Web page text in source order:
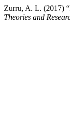
Zurru, A. L. (2017)
Theories and